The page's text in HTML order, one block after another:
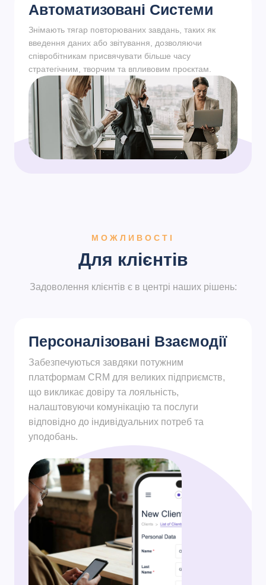
Автоматизовані Системи
Знімають тягар повторюваних завдань, таких як
введення даних або звітування, дозволяючи
співробітникам присвячувати більше часу
стратегічним, творчим та впливовим проєктам.
МОЖЛИВОСТІ
Для клієнтів
Задоволення клієнтів є в центрі наших рішень:
Персоналізовані Взаємодії
Забезпечуються завдяки потужним
платформам CRM для великих підприємств,
що викликає довіру та лояльність,
налаштовуючи комунікацію та послуги
відповідно до індивідуальних потреб та
уподобань.